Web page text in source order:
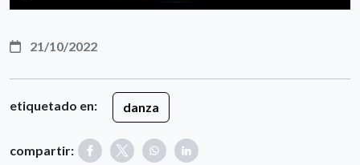
21/10/2022
etiquetado en: danza
compartir: